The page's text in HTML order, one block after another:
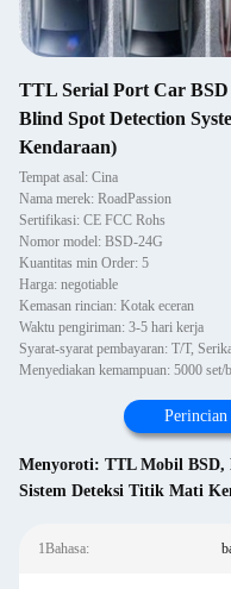
TTL Serial Port Car BSD
Blind Spot Detection
Kendaraan)
Tempat asal: Cina
Nama merek: RoadPassion
Sertifikasi: CE FCC Rohs
Nomor model: BSD-24G
Kuantitas min Order: 5
Harga: negotiable
Kemasan rincian: Kotak eceran
Waktu pengiriman: 3-5 hari kerja
Syarat-syarat pembayaran: T/T,
Menyediakan kemampuan: 5000 set/
Perincian
Menyoroti: TTL Mobil BSD,
Sistem Deteksi Titik Mati
1Bahasa: